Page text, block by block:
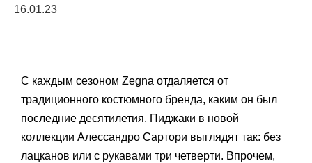
16.01.23
C каждым сезоном Zegna отдаляется от
традиционного костюмного бренда, каким он был
последние десятилетия. Пиджаки в новой
коллекции Алессандро Сартори выглядят так: без
лацканов или с рукавами три четверти. Впрочем,